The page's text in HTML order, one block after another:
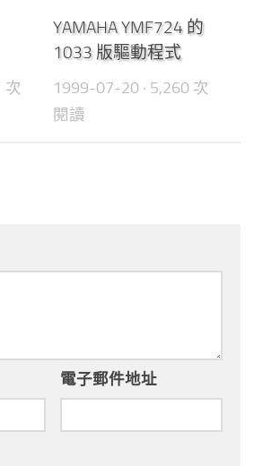
次
YAMAHA YMF724 的
1033 版驅動程式
1999-07-20 · 5,260 次
閱讀
電子郵件地址